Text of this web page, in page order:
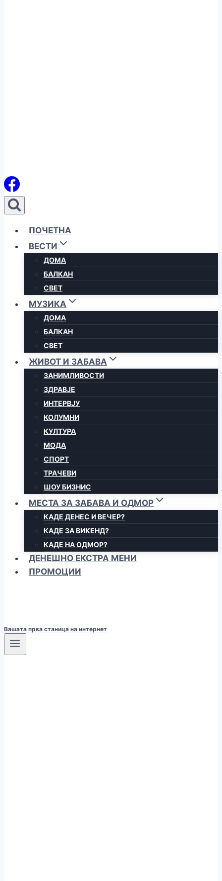
ПОЧЕТНА
ВЕСТИ
ДОМА
БАЛКАН
СВЕТ
МУЗИКА
ДОМА
БАЛКАН
СВЕТ
ЖИВОТ И ЗАБАВА
ЗАНИМЛИВОСТИ
ЗДРАВЈЕ
ИНТЕРВЈУ
КОЛУМНИ
КУЛТУРА
МОДА
СПОРТ
ТРАЧЕВИ
ШОУ БИЗНИС
МЕСТА ЗА ЗАБАВА И ОДМОР
КАДЕ ДЕНЕС И ВЕЧЕР?
КАДЕ ЗА ВИКЕНД?
КАДЕ НА ОДМОР?
ДЕНЕШНО ЕКСТРА МЕНИ
ПРОМОЦИИ
Вашата прва станица на интернет